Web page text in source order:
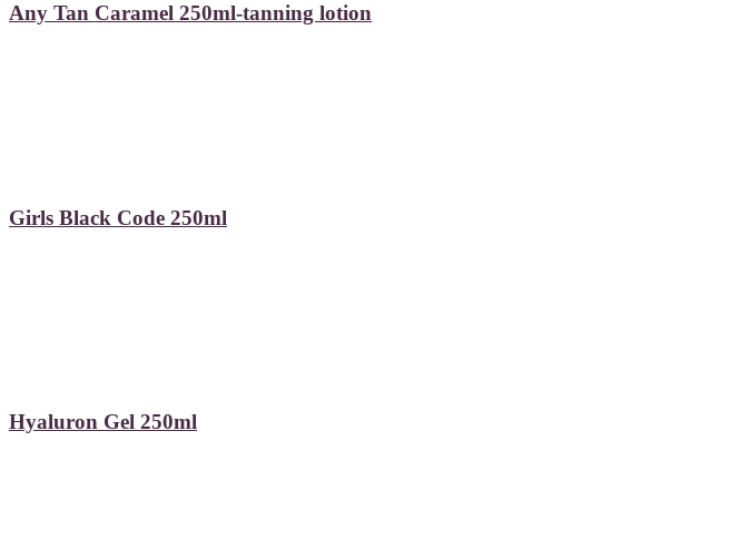
Any Tan Caramel 250ml-tanning lotion
Girls Black Code 250ml
Hyaluron Gel 250ml